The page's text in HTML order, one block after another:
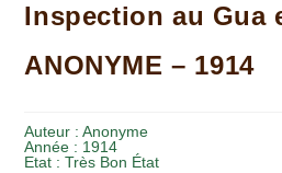
Inspection au Gua
ANONYME – 1914
Auteur :Anonyme
Année : 1914
Etat :Très Bon État